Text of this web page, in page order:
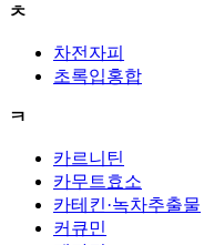
ㅊ
차전자피
초록입홍합
ㅋ
카르니틴
카무트효소
카테킨·녹차추출물
커큐민